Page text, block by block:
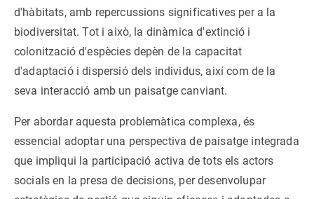
d'hàbitats, amb repercussions significatives per a la
biodiversitat. Tot i això, la dinàmica d'extinció i
colonització d'espècies depèn de la capacitat
d'adaptació i dispersió dels individus, així com de la
seva interacció amb un paisatge canviant.
Per abordar aquesta problemàtica complexa, és
essencial adoptar una perspectiva de paisatge integrada
que impliqui la participació activa de tots els actors
socials en la presa de decisions, per desenvolupar
UNEIX-TE A NOSALTRES
PARTICIPA
NOTÍCIES I AGENDA